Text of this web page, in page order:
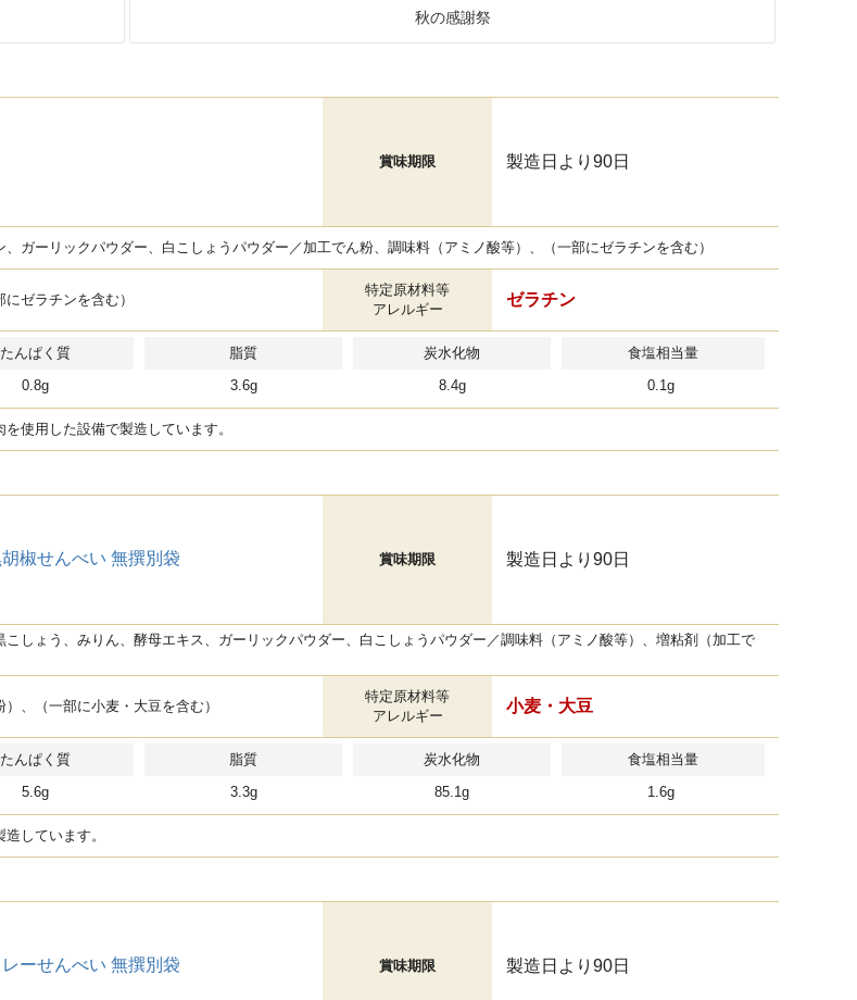
秋の感謝祭
賞味期限 製造日より90日
ガーリックパウダー、白こしょうパウダー／加工でん粉、調味料（アミノ酸等）、（一部にゼラチンを含む）
ゼラチンを含む）
特定原材料等
アレルギー
ゼラチン
たんぱく質 脂質 炭水化物
食塩相当量
0.8g 3.6g 8.4g 0.1g
使用した設備で製造しています。
椒せんべい 無撰別袋 賞味期限 製造日より90日
しょう、みりん、酵母エキス、ガーリックパウダー、白こしょうパウダー／調味料（アミノ酸等）、増粘剤（加工で
、（一部に小麦・大豆を含む）
特定原材料等
アレルギー
小麦・大豆
たんぱく質 脂質 炭水化物
食塩相当量
5.6g 3.3g 85.1g 1.6g
しています。
ーせんべい 無撰別袋 賞味期限 製造日より90日